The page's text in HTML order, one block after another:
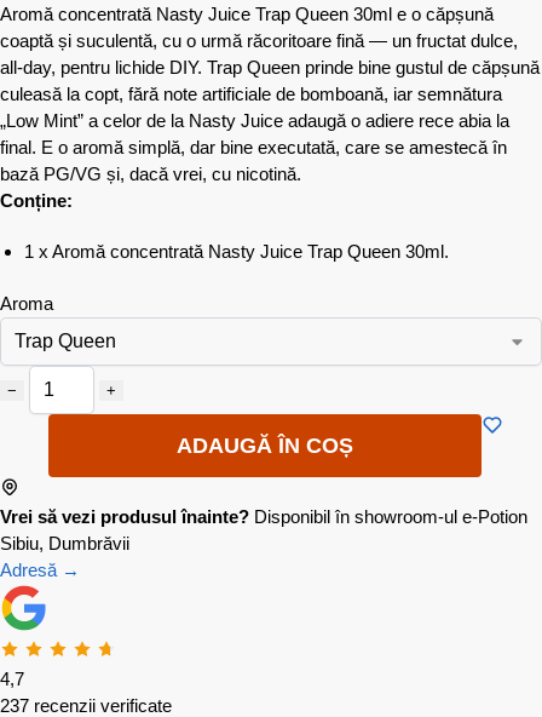
Aromă concentrată Nasty Juice Trap Queen 30ml e o căpșună
coaptă și suculentă, cu o urmă răcoritoare fină — un fructat dulce,
all-day, pentru lichide DIY. Trap Queen prinde bine gustul de căpșună
culeasă la copt, fără note artificiale de bomboană, iar semnătura
„Low Mint” a celor de la Nasty Juice adaugă o adiere rece abia la
final. E o aromă simplă, dar bine executată, care se amestecă în
bază PG/VG și, dacă vrei, cu nicotină.
Conține:
1 x Aromă concentrată Nasty Juice Trap Queen 30ml.
Aroma
− +
ADAUGĂ ÎN COȘ
Vrei să vezi produsul înainte? Disponibil în showroom-ul e-Potion
Sibiu, Dumbrăvii
Adresă →
4,7
237 recenzii verificate